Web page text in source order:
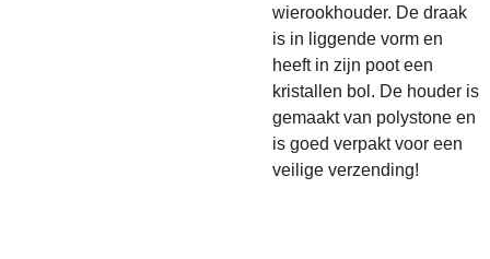
wierookhouder. De draak
is in liggende vorm en
heeft in zijn poot een
kristallen bol. De houder is
gemaakt van polystone en
is goed verpakt voor een
veilige verzending!